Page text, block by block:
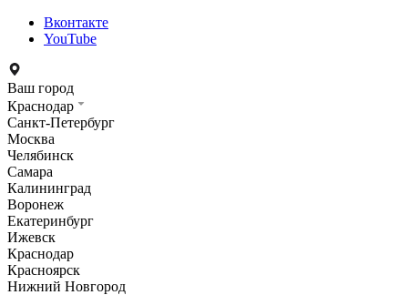
Вконтакте
YouTube
Ваш город
Краснодар
Санкт-Петербург
Москва
Челябинск
Самара
Калининград
Воронеж
Екатеринбург
Ижевск
Краснодар
Красноярск
Нижний Новгород